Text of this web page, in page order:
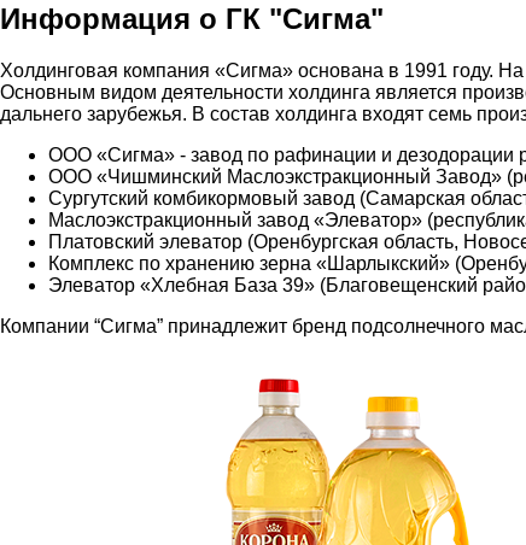
Информация о ГК "Сигма"
Холдинговая компания «Сигма» основана в 1991 году.
Основным видом деятельности холдинга является
дальнего зарубежья. В состав холдинга входят семь
ООО «Сигма» - завод по рафинации и дезодорации
ООО «Чишминский Маслоэкстракционный Завод»
Сургутский комбикормовый завод (Самарская
Маслоэкстракционный завод «Элеватор»
Платовский элеватор (Оренбургская область,
Комплекс по хранению зерна «Шарлыкский»
Элеватор «Хлебная База 39» (Благовещенский
Компании “Сигма” принадлежит бренд подсолнечного